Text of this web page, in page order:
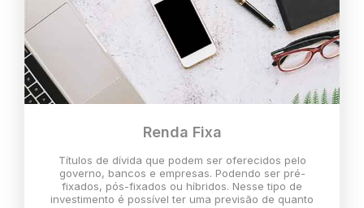
Renda Fixa
Títulos de dívida que podem ser oferecidos pelo
governo, bancos e empresas. Podendo ser pré-
fixados, pós-fixados ou híbridos. Nesse tipo de
investimento é possível ter uma previsão de quanto